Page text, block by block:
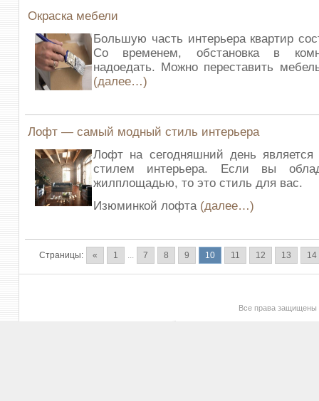
Окраска мебели
Большую часть интерьера квартир
Со временем, обстановка в
надоедать. Можно переставить
(далее…)
Лофт — самый модный стиль интерьера
Лофт на сегодняшний день
стилем интерьера. Если вы
жилплощадью, то это стиль для вас.
Изюминкой лофта (далее…)
Страницы: « 1 ... 7 8 9 10 11 12 13 14
Все права